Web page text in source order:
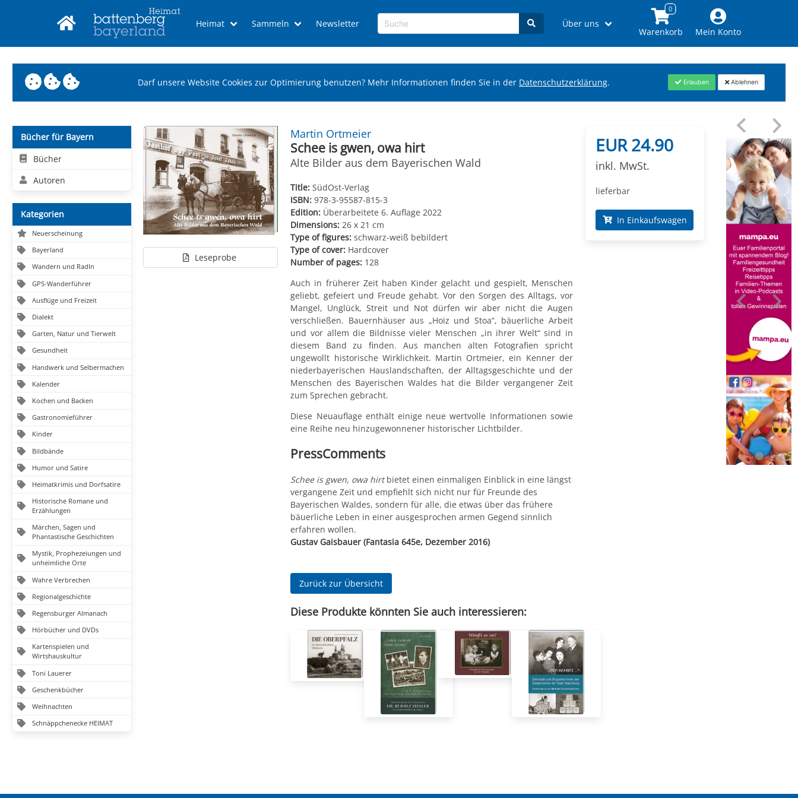
Heimat Sammeln Newsletter Über uns
Warenkorb Mein Konto
Darf unsere Website Cookies zur Optimierung benutzen? Mehr Informationen finden Sie in der Datenschutzerklärung. Erlauben Ablehnen
Bücher für Bayern
Bücher
Autoren
Kategorien
Neuerscheinung
Bayerland
Wandern und Radln
GPS-Wanderführer
Ausflüge und Freizeit
Dialekt
Garten, Natur und Tierwelt
Gesundheit
Handwerk und Selbermachen
Kalender
Kochen und Backen
Gastronomieführer
Kinder
Bildbände
Humor und Satire
Heimatkrimis und Dorfsatire
Historische Romane und
Erzählungen
Märchen, Sagen und
Phantastische Geschichten
Mystik, Prophezeiungen und
unheimliche Orte
Wahre Verbrechen
Regionalgeschichte
Regensburger Almanach
Hörbücher und DVDs
Kartenspielen und
Wirtshauskultur
Toni Lauerer
Geschenkbücher
Weihnachten
Schnäppchenecke HEIMAT
Leseprobe
Martin Ortmeier
Schee is gwen, owa hirt
Alte Bilder aus dem Bayerischen Wald
Title: SüdOst-Verlag
ISBN: 978-3-95587-815-3
Edition: Überarbeitete 6. Auflage 2022
Dimensions: 26 x 21 cm
Type of figures: schwarz-weiß bebildert
Type of cover: Hardcover
Number of pages: 128
Auch in früherer Zeit haben Kinder gelacht und gespielt, Menschen
geliebt, gefeiert und Freude gehabt. Vor den Sorgen des Alltags, vor
Mangel, Unglück, Streit und Not dürfen wir aber nicht die Augen
verschließen. Bauernhäuser aus „Hoiz und Stoa“, bäuerliche Arbeit
und vor allem die Bildnisse vieler Menschen „in ihrer Welt“ sind in
diesem Band zu finden. Aus manchen alten Fotografien spricht
ungewollt historische Wirklichkeit. Martin Ortmeier, ein Kenner der
niederbayerischen Hauslandschaften, der Alltagsgeschichte und der
Menschen des Bayerischen Waldes hat die Bilder vergangener Zeit
zum Sprechen gebracht.
Diese Neuauflage enthält einige neue wertvolle Informationen sowie
eine Reihe neu hinzugewonnener historischer Lichtbilder.
PressComments
Schee is gwen, owa hirtbietet einen einmaligen Einblick in eine längst
vergangene Zeit und empfiehlt sich nicht nur für Freunde des
Bayerischen Waldes, sondern für alle, die etwas über das frühere
bäuerliche Leben in einer ausgesprochen armen Gegend sinnlich
erfahren wollen.
Gustav Gaisbauer (Fantasia 645e, Dezember 2016)
Zurück zur Übersicht
Diese Produkte könnten Sie auch interessieren:
EUR 24.90
inkl. MwSt.
lieferbar
In Einkaufswagen